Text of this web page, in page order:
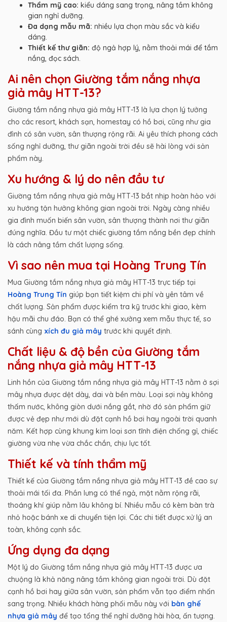
Thẩm mỹ cao: kiểu dáng sang trọng, nâng tầm không
gian nghỉ dưỡng.
Đa dạng mẫu mã: nhiều lựa chọn màu sắc và kiểu
dáng.
Thiết kế thư giãn: độ ngả hợp lý, nằm thoải mái để tắm
nắng, đọc sách.
Ai nên chọn Giường tắm nắng nhựa
giả mây HTT-13?
Giường tắm nắng nhựa giả mây HTT-13 là lựa chọn lý tưởng
cho các resort, khách sạn, homestay có hồ bơi, cũng như gia
đình có sân vườn, sân thượng rộng rãi. Ai yêu thích phong cách
sống nghỉ dưỡng, thư giãn ngoài trời đều sẽ hài lòng với sản
phẩm này.
Xu hướng & lý do nên đầu tư
Giường tắm nắng nhựa giả mây HTT-13 bắt nhịp hoàn hảo với
xu hướng tận hưởng không gian ngoài trời. Ngày càng nhiều
gia đình muốn biến sân vườn, sân thượng thành nơi thư giãn
đúng nghĩa. Đầu tư một chiếc giường tắm nắng bền đẹp chính
là cách nâng tầm chất lượng sống.
Vì sao nên mua tại Hoàng Trung Tín
Mua Giường tắm nắng nhựa giả mây HTT-13 trực tiếp tại
Hoàng Trung Tín giúp bạn tiết kiệm chi phí và yên tâm về
chất lượng. Sản phẩm được kiểm tra kỹ trước khi giao, kèm
hậu mãi chu đáo. Bạn có thể ghé xưởng xem mẫu thực tế, so
sánh cùng xích đu giả mây trước khi quyết định.
Chất liệu & độ bền của Giường tắm
nắng nhựa giả mây HTT-13
Linh hồn của Giường tắm nắng nhựa giả mây HTT-13 nằm ở sợi
mây nhựa được dệt dày, dai và bền màu. Loại sợi này không
thấm nước, không giòn dưới nắng gắt, nhờ đó sản phẩm giữ
được vẻ đẹp như mới dù đặt cạnh hồ bơi hay ngoài trời quanh
năm. Kết hợp cùng khung kim loại sơn tĩnh điện chống gỉ, chiếc
giường vừa nhẹ vừa chắc chắn, chịu lực tốt.
Thiết kế và tính thẩm mỹ
Thiết kế của Giường tắm nắng nhựa giả mây HTT-13 đề cao sự
thoải mái tối đa. Phần lưng có thể ngả, mặt nằm rộng rãi,
thoáng khí giúp nằm lâu không bí. Nhiều mẫu có kèm bàn trà
nhỏ hoặc bánh xe di chuyển tiện lợi. Các chi tiết được xử lý an
toàn, không cạnh sắc.
Ứng dụng đa dạng
Một lý do Giường tắm nắng nhựa giả mây HTT-13 được ưa
chuộng là khả năng nâng tầm không gian ngoài trời. Dù đặt
cạnh hồ bơi hay giữa sân vườn, sản phẩm vẫn tạo điểm nhấn
sang trọng. Nhiều khách hàng phối mẫu này với bàn ghế
nhựa giả mây để tạo tổng thể nghỉ dưỡng hài hòa, ấn tượng.